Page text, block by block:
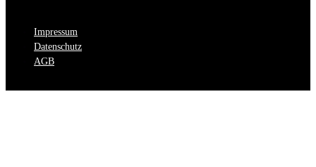
Impressum
Datenschutz
AGB